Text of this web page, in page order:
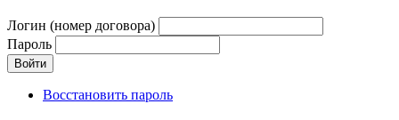
Логин (номер договора)
Пароль
Войти
Восстановить пароль